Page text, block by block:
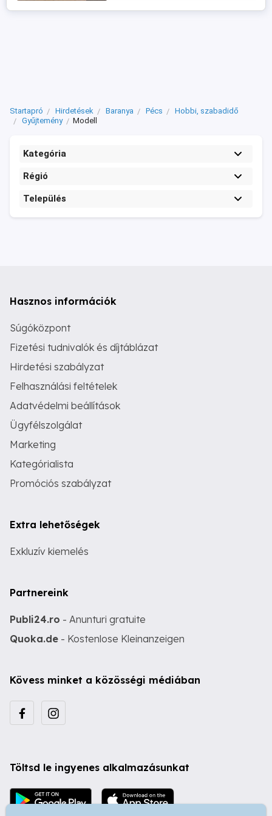
felülieknek ajánlott. A modell és a doboz
Startapró Hirdetések Baranya Pécs
Hobbi, szabadidő
Gyűjtemény
Modell
Kategória
Régió
Település
Hasznos információk
Súgóközpont
Fizetési tudnivalók és díjtáblázat
Hirdetési szabályzat
Felhasználási feltételek
Adatvédelmi beállítások
Ügyfélszolgálat
Marketing
Kategórialista
Promóciós szabályzat
Extra lehetőségek
Exkluzív kiemelés
Partnereink
Publi24.ro - Anunturi gratuite
Quoka.de - Kostenlose Kleinanzeigen
Kövess minket a közösségi médiában
Töltsd le ingyenes alkalmazásunkat